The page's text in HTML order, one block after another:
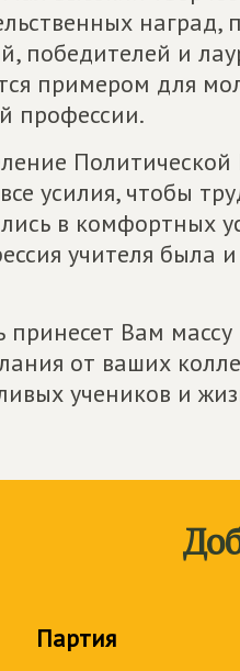
наград,
победителей и
примером для
профессии.
усилия, чтобы
в комфортных
учителя была
принесет Вам
от ваших
учеников и
Партия